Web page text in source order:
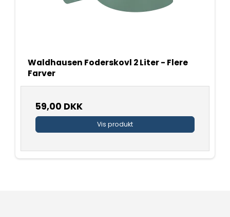
Waldhausen Foderskovl 2 Liter - Flere
Farver
59,00 DKK
Vis produkt